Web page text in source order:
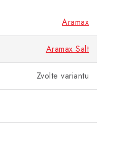
Aramax
Aramax Salt
Zvolte variantu